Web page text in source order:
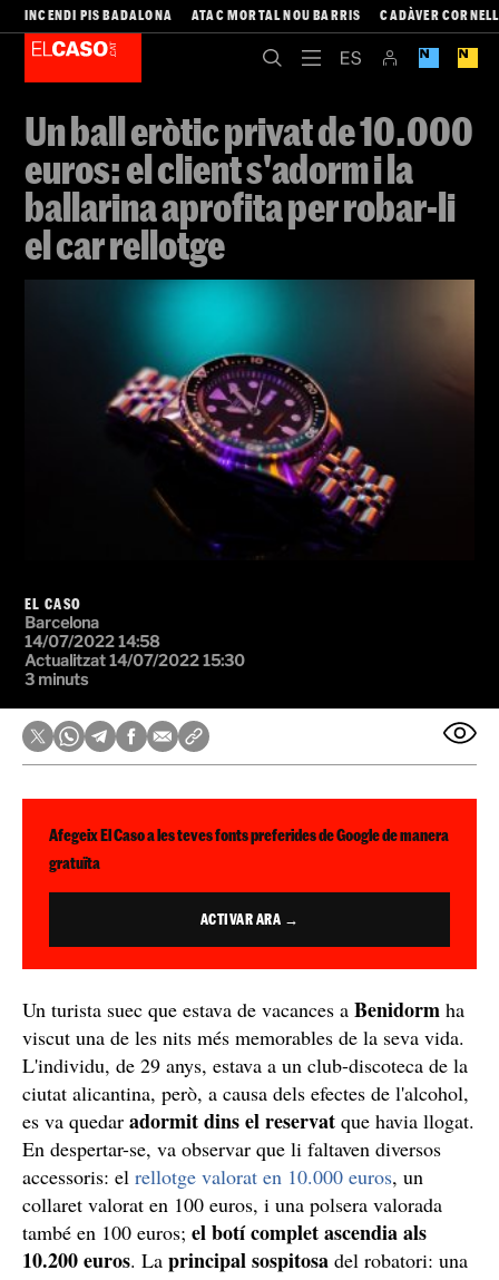
INCENDI PIS BADALONA ATAC MORTAL NOU BARRIS CADÀVER
Un ball eròtic privat de 10.000
euros: el client s'adorm i la
ballarina aprofita per robar-li
el car rellotge
EL CASO
Barcelona
14/07/2022 14:58
Actualitzat 14/07/2022 15:30
3 minuts
Afegeix El Caso a les teves fonts preferides de Google de manera
gratuïta
ACTIVAR ARA →
Un turista suec que estava de vacances a Benidorm ha
viscut una de les nits més memorables de la seva vida.
L'individu, de 29 anys, estava a un club-discoteca de la
ciutat alicantina, però, a causa dels efectes de l'alcohol,
es va quedar adormit dins el reservat que havia llogat.
En despertar-se, va observar que li faltaven diversos
accessoris: el rellotge valorat en 10.000 euros, un
collaret valorat en 100 euros, i una polsera valorada
també en 100 euros; el botí complet ascendia als
10.200 euros. La principal sospitosa del robatori: una